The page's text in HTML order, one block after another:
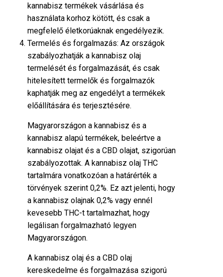
kannabisz termékek vásárlása és
használata korhoz kötött, és csak a
megfelelő életkorúaknak engedélyezik.
Termelés és forgalmazás: Az országok
szabályozhatják a kannabisz olaj
termelését és forgalmazását, és csak
hitelesített termelők és forgalmazók
kaphatják meg az engedélyt a termékek
előállítására és terjesztésére.
Magyarországon a kannabisz és a
kannabisz alapú termékek, beleértve a
kannabisz olajat és a CBD olajat, szigorúan
szabályozottak. A kannabisz olaj THC
tartalmára vonatkozóan a határérték a
törvények szerint 0,2%. Ez azt jelenti, hogy
a kannabisz olajnak 0,2% vagy ennél
kevesebb THC-t tartalmazhat, hogy
legálisan forgalmazható legyen
Magyarországon.
A kannabisz olaj és a CBD olaj
kereskedelme és forgalmazása szigorú